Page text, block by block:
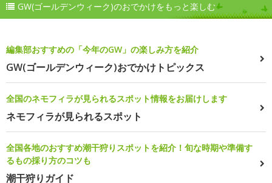
GW(ゴールデンウィーク)のおでかけをもっと楽しむ
編集部おすすめの「今年のGW」の楽しみ方を紹介
GW(ゴールデンウィーク)おでかけトピックス
全国のネモフィラが見られるスポット情報をお届けします
ネモフィラが見られるスポット
全国各地のおすすめ潮干狩りスポットを紹介！旬な時期や準備す
るもの採り方のコツも
潮干狩りガイド